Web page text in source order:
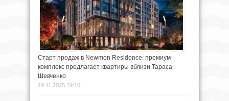
Старт продаж в Newmon Residence: премиум-
комплекс предлагает квартиры вблизи Тараса
Шевченко
19.11.2025 19:10